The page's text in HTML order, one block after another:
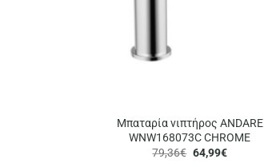
Μπαταρία νιπτήρος ANDARE
WNW168073C CHROME
79,36€ Original
64,99€Η